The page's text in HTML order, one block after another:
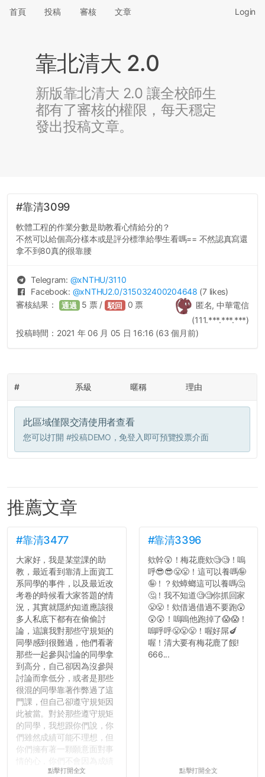
首頁 投稿 審核 文章 Login
靠北清大 2.0
新版靠北清大 2.0 讓全校師生
都有了審核的權限，每天穩定
發出投稿文章。
#靠清3099
軟體工程的作業分數是助教看心情給分的？
不然可以給個高分樣本或是評分標準給學生看嗎== 不然認真寫還
拿不到80真的很靠腰
Telegram: @xNTHU/3110
Facebook: @xNTHU2.0/315032400204648 (7 likes)
匿名, 中華電信
(111.***.***.***)
審核結果： 通過 5 票 / 駁回 0 票
投稿時間： 2021 年 06 月 05 日 16:16 (63 個月前)
# 系級 暱稱 理由
此區域僅限交清使用者查看
您可以打開 #投稿DEMO ，免登入即可預覽投票介面
推薦文章
#靠清3477
大家好，我是某堂課的助
教，最近看到靠清上面資工
系同學的事件，以及最近改
考卷的時候看大家答題的情
況，其實就隱約知道應該很
多人私底下都有在偷偷討
論，這讓我對那些守規矩的
同學感到很難過，他們看著
那些一起參與討論的同學拿
到高分，自己卻因為沒參與
討論而拿低分，或者是那些
很混的同學靠著作弊過了這
門課，但自己卻遵守規矩因
此被當。對於那些遵守規矩
的同學，我想跟你們說，你
們雖然成績可能不理想，但
你們擁有著一顆願意面對事
壓力而選擇逃避(作弊)，在
點擊打開全文
#靠清3396
欸幹😲！梅花鹿欸🧐🧐！嗚
呼😎😎😤😤！這可以養嗎🤪
🤪！？欸蟑螂這可以養嗎🤔
🤔！我不知道🧐🧐你抓回家
😤😤！欸借過借過不要跑😲
😲😲！嗚嗚他跑掉了😱😱！
嗚呼呼😤😤😤！喔好屌🍆
喔！清大要有梅花鹿了餒!
666...
點擊打開全文